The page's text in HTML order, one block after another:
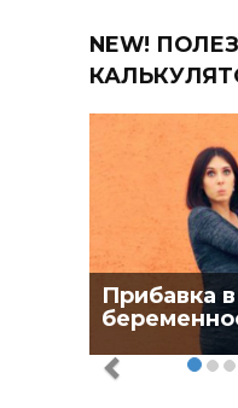
NEW!
Прибавка